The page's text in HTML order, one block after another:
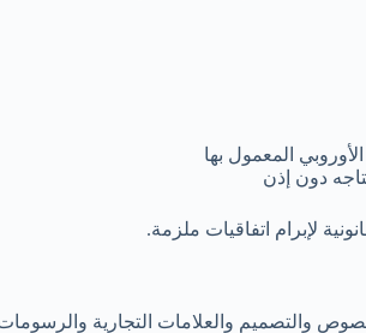
الأوروبي المعمول بها
دون إذن
والتصميم والعلامات التجارية